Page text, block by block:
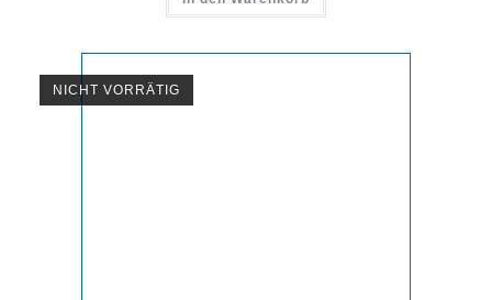
NICHT VORRÄTIG